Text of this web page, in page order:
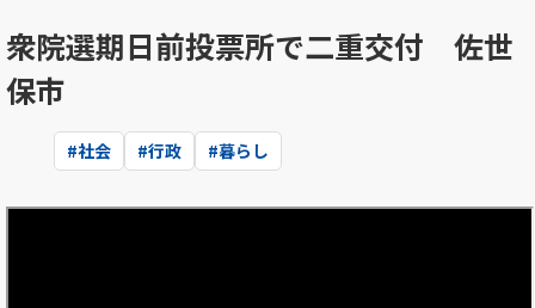
衆院選期日前投票所で二重交付 佐世
保市
#社会 #行政 #暮らし